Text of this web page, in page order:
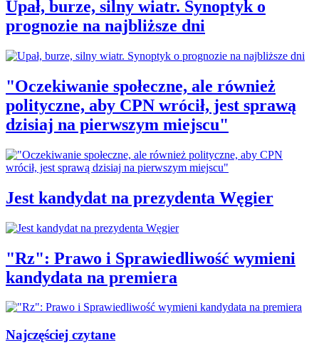
Upał, burze, silny wiatr. Synoptyk o
prognozie na najbliższe dni
"Oczekiwanie społeczne, ale również
polityczne, aby CPN wrócił, jest sprawą
dzisiaj na pierwszym miejscu"
Jest kandydat na prezydenta Węgier
"Rz": Prawo i Sprawiedliwość wymieni
kandydata na premiera
Najczęściej czytane